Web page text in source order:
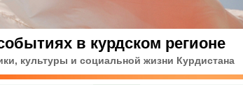
в курдском регионе
культуры и социальной жизни Курдистана